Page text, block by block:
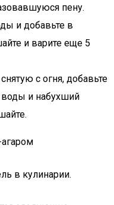
пену.
и добавьте в
и варите еще 5
с огня, добавьте
воды и набухший
в кулинарии.